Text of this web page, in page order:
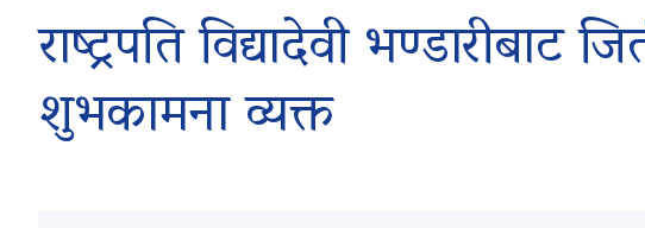
राष्ट्रपति विद्यादेवी भण्डारीबाट
शुभकामना व्यक्त